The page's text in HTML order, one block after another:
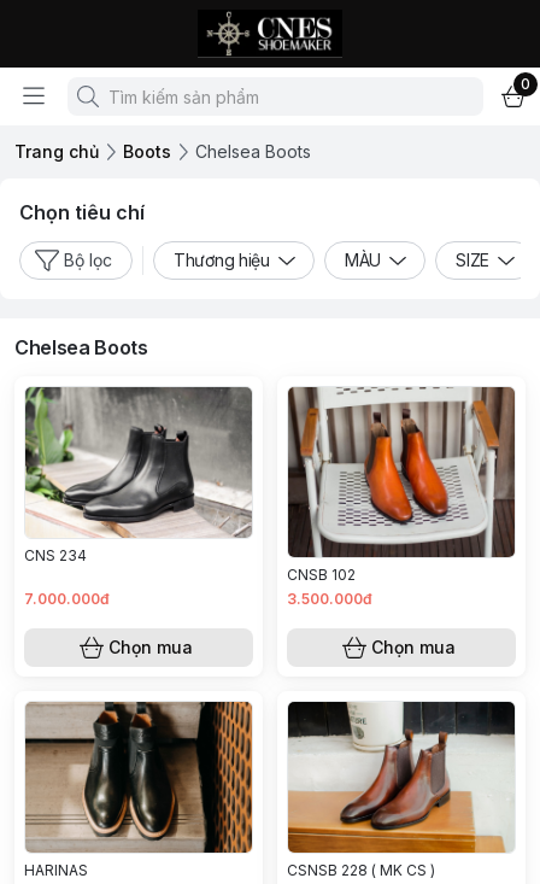
0
Trang chủ Boots Chelsea Boots
Chọn tiêu chí
Bộ lọc Thương hiệu MÀU SIZE
Chelsea Boots
CNS 234
7.000.000đ
Chọn mua
CNSB 102
3.500.000đ
Chọn mua
HARINAS
CSNSB 228 ( MK CS )